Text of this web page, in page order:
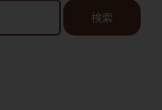
検索